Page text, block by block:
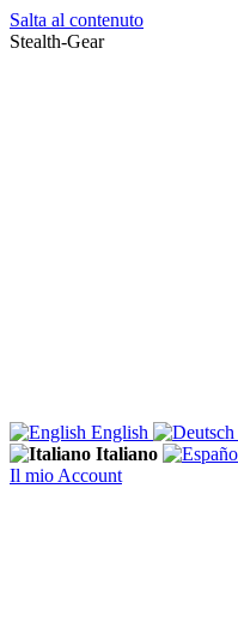
Salta al contenuto
Stealth-Gear
English
Italiano
Il mio Account